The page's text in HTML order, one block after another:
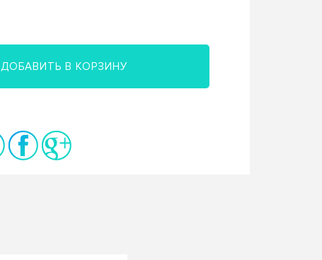
ДОБАВИТЬ В КОРЗИНУ